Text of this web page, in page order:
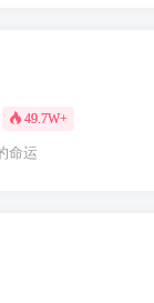
49.7W+
命运